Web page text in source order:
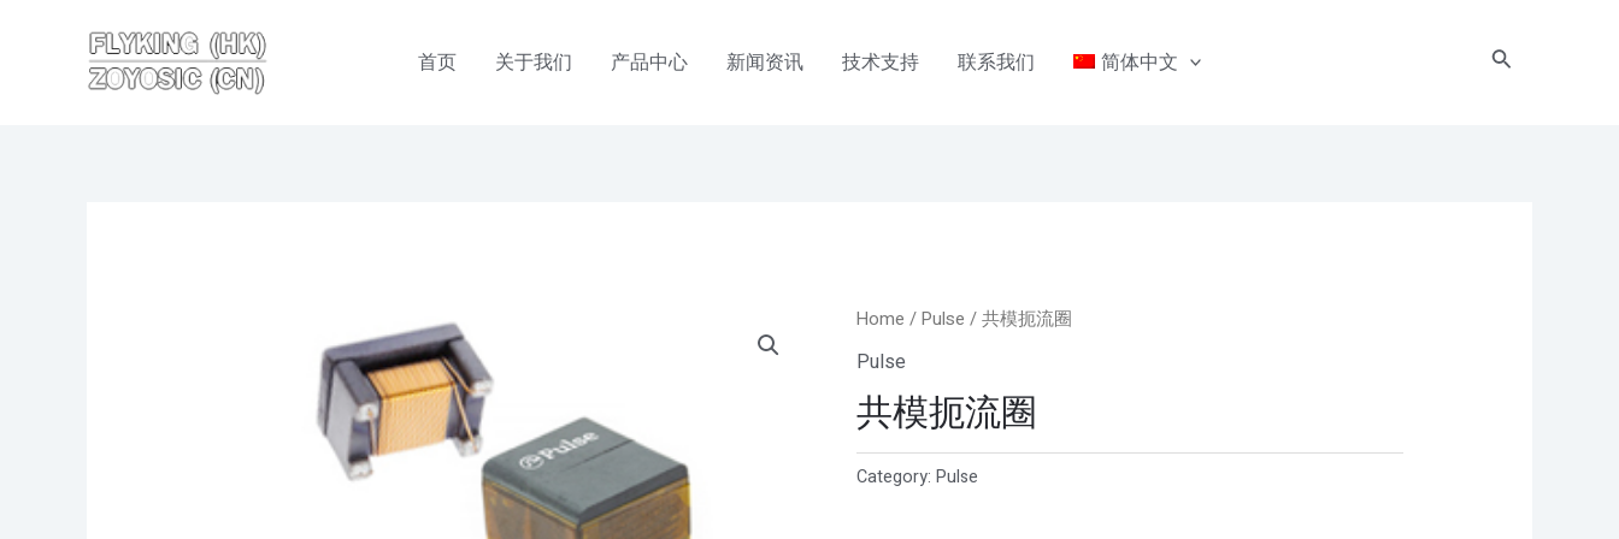
首页 关于我们 产品中心 新闻资讯 技术支持 联系我们 简体中文
搜
Home /Pulse / 共模扼流圈
Pulse
共模扼流圈
Category:Pulse